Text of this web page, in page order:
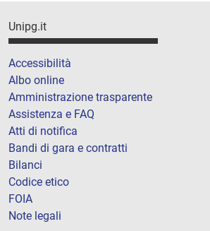
Unipg.it
Accessibilità
Albo online
Amministrazione trasparente
Assistenza e FAQ
Atti di notifica
Bandi di gara e contratti
Bilanci
Codice etico
FOIA
Note legali